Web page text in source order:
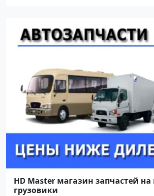
HD Master магазин запчастей на
грузовики